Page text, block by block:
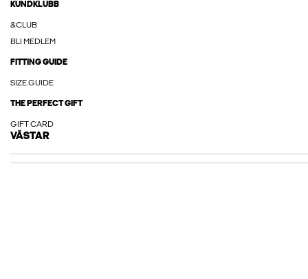
KUNDKLUBB
&CLUB
BLI MEDLEM
FITTING GUIDE
SIZE GUIDE
THE PERFECT GIFT
GIFT CARD
VÄSTAR